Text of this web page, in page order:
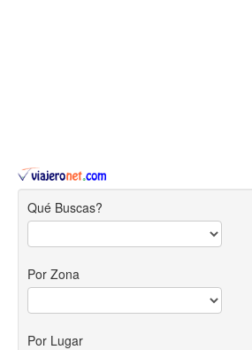
Qué Buscas?
Por Zona
Por Lugar